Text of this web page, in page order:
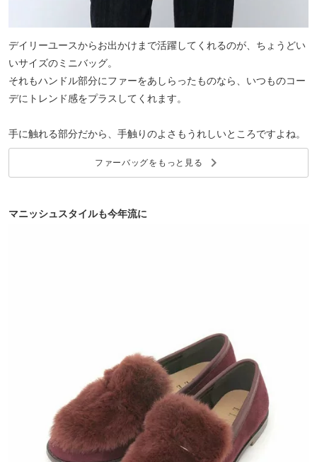
デイリーユースからお出かけまで活躍してくれるのが、ちょうどい
いサイズのミニバッグ。
それもハンドル部分にファーをあしらったものなら、いつものコー
デにトレンド感をプラスしてくれます。
手に触れる部分だから、手触りのよさもうれしいところですよね。
ファーバッグをもっと見る keyboard_arrow_right
マニッシュスタイルも今年流に